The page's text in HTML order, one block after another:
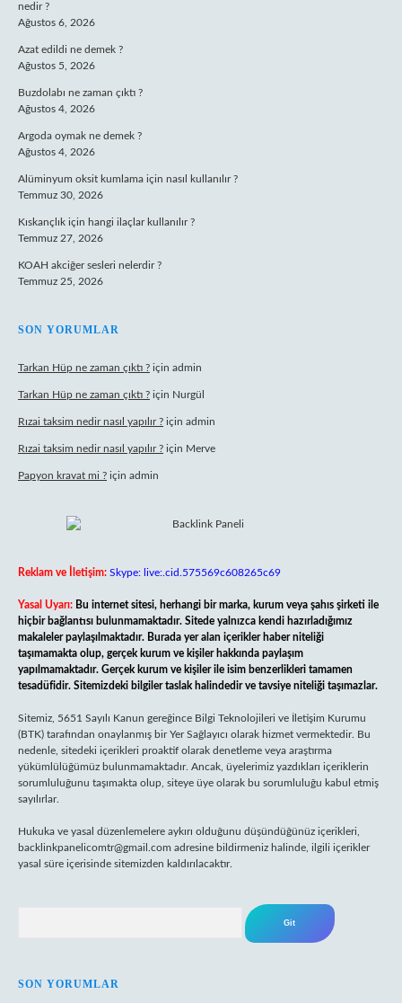
nedir ?
Ağustos 6, 2026
Azat edildi ne demek ?
Ağustos 5, 2026
Buzdolabı ne zaman çıktı ?
Ağustos 4, 2026
Argoda oymak ne demek ?
Ağustos 4, 2026
Alüminyum oksit kumlama için nasıl kullanılır ?
Temmuz 30, 2026
Kıskançlık için hangi ilaçlar kullanılır ?
Temmuz 27, 2026
KOAH akciğer sesleri nelerdir ?
Temmuz 25, 2026
SON YORUMLAR
Tarkan Hüp ne zaman çıktı ? için admin
Tarkan Hüp ne zaman çıktı ? için Nurgül
Rızai taksim nedir nasıl yapılır ? için admin
Rızai taksim nedir nasıl yapılır ? için Merve
Papyon kravat mi ? için admin
Reklam ve İletişim: Skype: live:.cid.575569c608265c69
Yasal Uyarı: Bu internet sitesi, herhangi bir marka, kurum veya şahıs şirketi ile
hiçbir bağlantısı bulunmamaktadır. Sitede yalnızca kendi hazırladığımız
makaleler paylaşılmaktadır. Burada yer alan içerikler haber niteliği
taşımamakta olup, gerçek kurum ve kişiler hakkında paylaşım
yapılmamaktadır. Gerçek kurum ve kişiler ile isim benzerlikleri tamamen
tesadüfidir. Sitemizdeki bilgiler taslak halindedir ve tavsiye niteliği taşımazlar.
Sitemiz, 5651 Sayılı Kanun gereğince Bilgi Teknolojileri ve İletişim Kurumu
(BTK) tarafından onaylanmış bir Yer Sağlayıcı olarak hizmet vermektedir. Bu
nedenle, sitedeki içerikleri proaktif olarak denetleme veya araştırma
yükümlülüğümüz bulunmamaktadır. Ancak, üyelerimiz yazdıkları içeriklerin
sorumluluğunu taşımakta olup, siteye üye olarak bu sorumluluğu kabul etmiş
sayılırlar.
Hukuka ve yasal düzenlemelere aykırı olduğunu düşündüğünüz içerikleri,
backlinkpanelicomtr@gmail.com adresine bildirmeniz halinde, ilgili içerikler
yasal süre içerisinde sitemizden kaldırılacaktır.
SON YORUMLAR